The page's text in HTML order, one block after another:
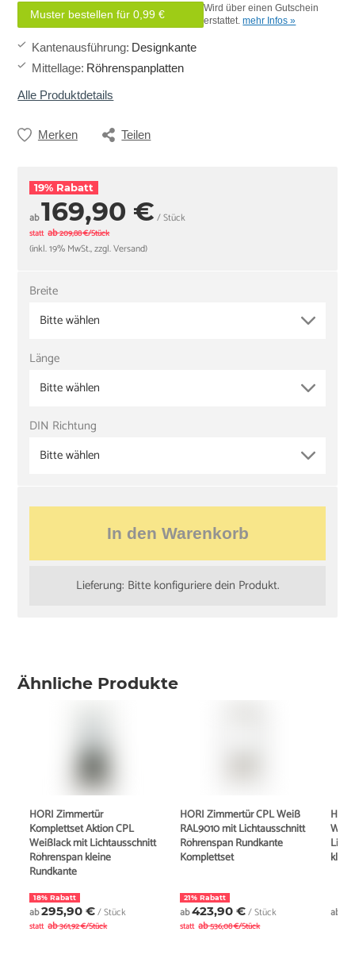
Muster bestellen für 0,99 €
Wird über einen Gutschein
erstattet.mehr Infos »
Kantenausführung: Designkante
Mittellage: Röhrenspanplatten
Alle Produktdetails
Merken Teilen
19% Rabatt
ab169,90 € / Stück
statt ab209,88 €/Stück
(inkl. 19% MwSt., zzgl. Versand)
Breite
Bitte wählen
Länge
Bitte wählen
DIN Richtung
Bitte wählen
In den Warenkorb
Lieferung: Bitte konfiguriere dein Produkt.
Ähnliche Produkte
HORI Zimmertür
Komplettset Aktion CPL
Weißlack mit Lichtausschnitt
Röhrenspan kleine
Rundkante
18% Rabatt
ab295,90 €/ Stück
statt ab361,92 €/Stück
HORI Zimmertür CPL Weiß
RAL9010 mit Lichtausschnitt
Röhrenspan Rundkante
Komplettset
21% Rabatt
ab423,90 €/ Stück
statt ab536,08 €/Stück
ab